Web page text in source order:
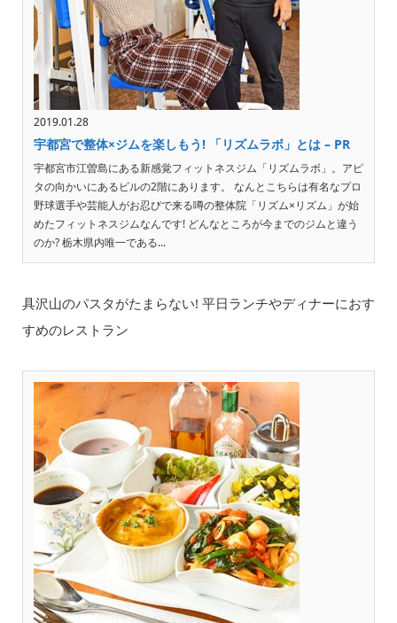
2019.01.28
宇都宮で整体×ジムを楽しもう! 「リズムラボ」とは – PR
宇都宮市江曽島にある新感覚フィットネスジム「リズムラボ」。アピ
タの向かいにあるビルの2階にあります。 なんとこちらは有名なプロ
野球選手や芸能人がお忍びで来る噂の整体院「リズム×リズム」が始
めたフィットネスジムなんです! どんなところが今までのジムと違う
のか? 栃木県内唯一である...
具沢山のパスタがたまらない! 平日ランチやディナーにおす
すめのレストラン